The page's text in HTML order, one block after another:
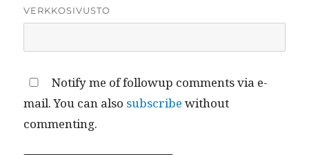
VERKKOSIVUSTO
Notify me of followup comments via e-
mail. You can also subscribe without
commenting.